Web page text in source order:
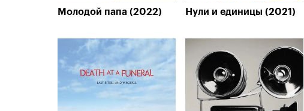
Молодой папа (2022) Нули и единицы (2021)